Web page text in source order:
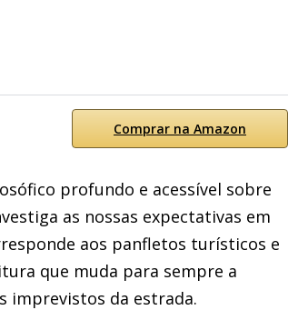
Comprar na Amazon
profundo e acessível sobre
as nossas expectativas em
aos panfletos turísticos e
que muda para sempre a
imprevistos da estrada.